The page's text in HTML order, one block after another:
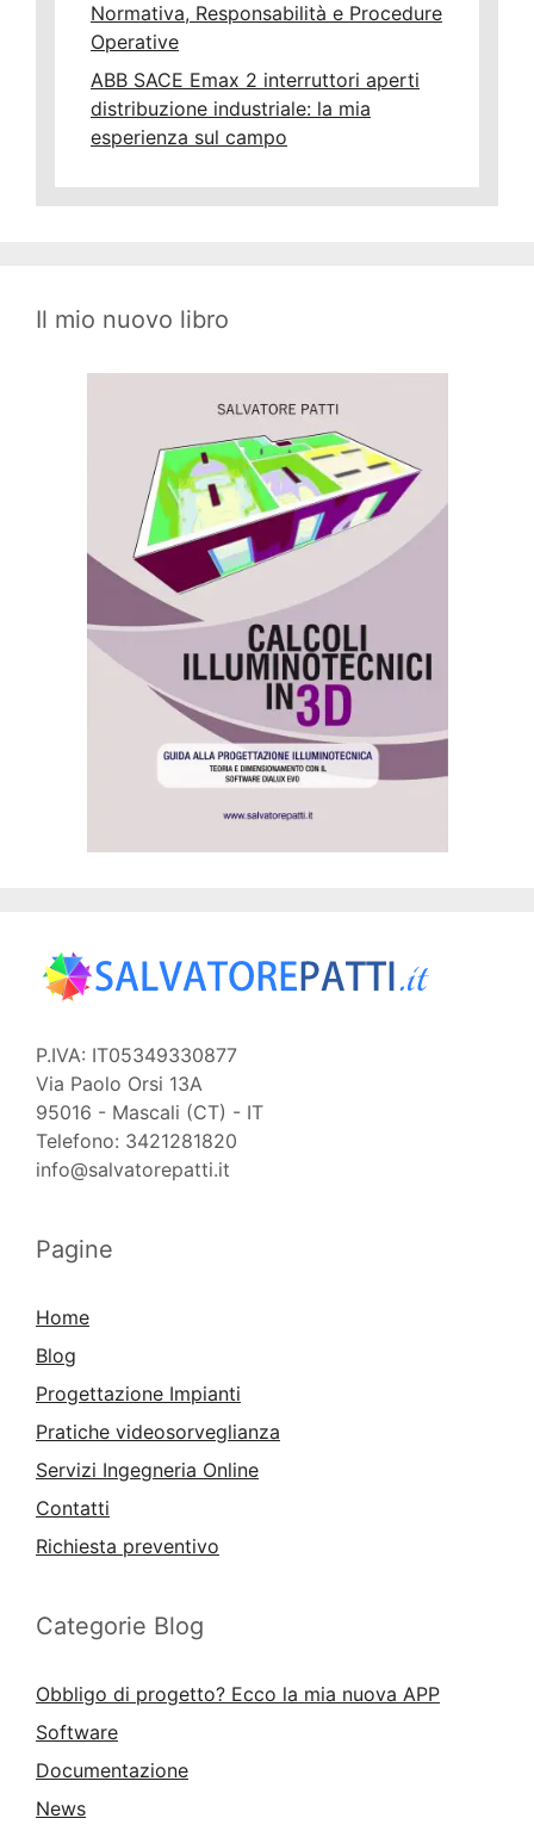
Normativa, Responsabilità e Procedure
Operative
ABB SACE Emax 2 interruttori aperti
distribuzione industriale: la mia
esperienza sul campo
Il mio nuovo libro
P.IVA: IT05349330877
Via Paolo Orsi 13A
95016 - Mascali (CT) - IT
Telefono: 3421281820
info@salvatorepatti.it
Pagine
Home
Blog
Progettazione Impianti
Pratiche videosorveglianza
Servizi Ingegneria Online
Contatti
Richiesta preventivo
Categorie Blog
Obbligo di progetto? Ecco la mia nuova APP
Software
Documentazione
News